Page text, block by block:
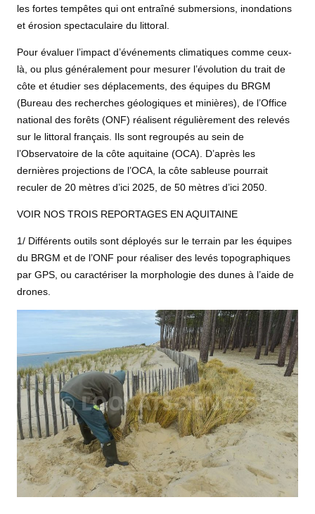
les fortes tempêtes qui ont entraîné submersions, inondations
et érosion spectaculaire du littoral.
Pour évaluer l’impact d’événements climatiques comme ceux-
là, ou plus généralement pour mesurer l’évolution du trait de
côte et étudier ses déplacements, des équipes du BRGM
(Bureau des recherches géologiques et minières), de l’Office
national des forêts (ONF) réalisent régulièrement des relevés
sur le littoral français. Ils sont regroupés au sein de
l’Observatoire de la côte aquitaine (OCA). D’après les
dernières projections de l’OCA, la côte sableuse pourrait
reculer de 20 mètres d’ici 2025, de 50 mètres d’ici 2050.
VOIR NOS TROIS REPORTAGES EN AQUITAINE
1/ Différents outils sont déployés sur le terrain par les équipes
du BRGM et de l’ONF pour réaliser des levés topographiques
par GPS, ou caractériser la morphologie des dunes à l’aide de
drones.